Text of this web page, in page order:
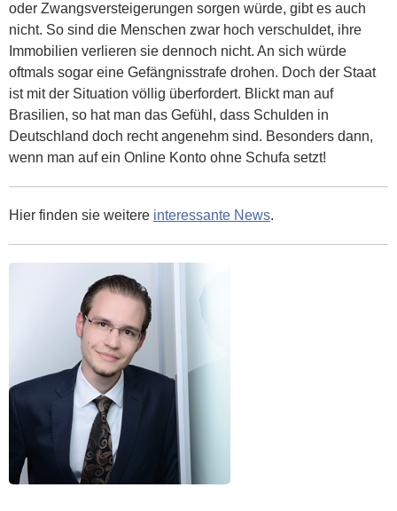
oder Zwangsversteigerungen sorgen würde, gibt es auch
nicht. So sind die Menschen zwar hoch verschuldet, ihre
Immobilien verlieren sie dennoch nicht. An sich würde
oftmals sogar eine Gefängnisstrafe drohen. Doch der Staat
ist mit der Situation völlig überfordert. Blickt man auf
Brasilien, so hat man das Gefühl, dass Schulden in
Deutschland doch recht angenehm sind. Besonders dann,
wenn man auf ein Online Konto ohne Schufa setzt!
Hier finden sie weitere interessante News.